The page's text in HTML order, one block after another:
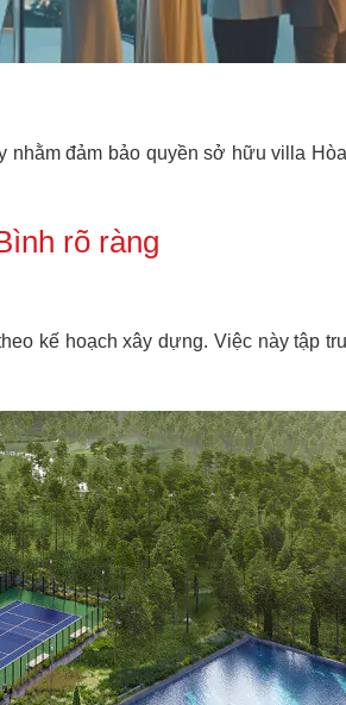
đảm bảo quyền sở hữu villa
rõ ràng
kế hoạch xây dựng. Việc này tập